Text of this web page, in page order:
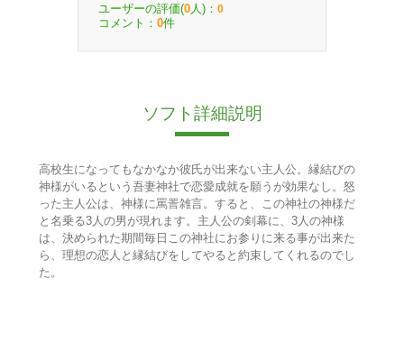
ユーザーの評価(0 人)： 0
コメント： 0件
ソフト詳細説明
高校生になってもなかなか彼氏が出来ない主人公。縁結びの
神様がいるという吾妻神社で恋愛成就を願うが効果なし。怒
った主人公は、神様に罵詈雑言。すると、この神社の神様だ
と名乗る3人の男が現れます。主人公の剣幕に、3人の神様
は、決められた期間毎日この神社にお参りに来る事が出来た
ら、理想の恋人と縁結びをしてやると約束してくれるのでし
た。